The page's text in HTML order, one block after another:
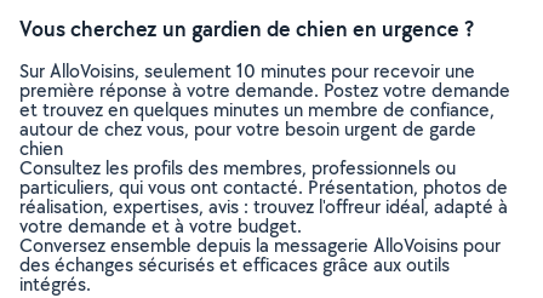
Vous cherchez un gardien de chien en urgence ?
Sur AlloVoisins, seulement 10 minutes pour recevoir une
première réponse à votre demande. Postez votre demande
et trouvez en quelques minutes un membre de confiance,
autour de chez vous, pour votre besoin urgent de garde
chien
Consultez les profils des membres, professionnels ou
particuliers, qui vous ont contacté. Présentation, photos de
réalisation, expertises, avis : trouvez l'offreur idéal, adapté à
votre demande et à votre budget.
Conversez ensemble depuis la messagerie AlloVoisins pour
des échanges sécurisés et efficaces grâce aux outils
intégrés.